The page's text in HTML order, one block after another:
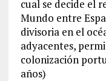
cual se decide el
Mundo entre
divisoria en el
adyacentes,
colonización
años)